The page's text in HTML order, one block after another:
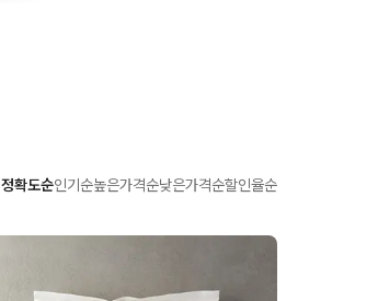
정확도순인기순높은가격순낮은가격순할인율순